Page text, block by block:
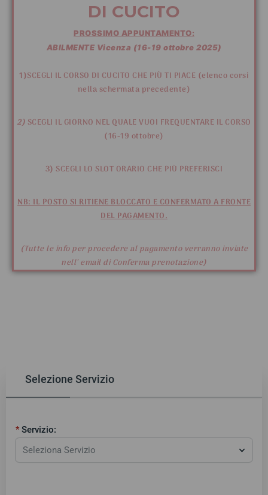
DI CUCITO
PROSSIMO APPUNTAMENTO:
ABILMENTE Vicenza (16-19 ottobre 2025)
1)SCEGLI IL CORSO DI CUCITO CHE PIÙ TI PIACE (elenco corsi
nella schermata precedente)
2)SCEGLI IL GIORNO NEL QUALE VUOI FREQUENTARE IL CORSO
(16-19 ottobre)
3)SCEGLI LO SLOT ORARIO CHE PIÙ PREFERISCI
NB: IL POSTO SI RITIENE BLOCCATO E CONFERMATO A FRONTE
DEL PAGAMENTO.
(Tutte le info per procedere al pagamento verranno inviate
nell’ email di Conferma prenotazione)
Selezione Servizio
Servizio:
Seleziona Servizio